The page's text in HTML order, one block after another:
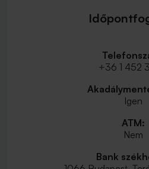
+36 1 452
Igen
ATM:
Nem
Bank